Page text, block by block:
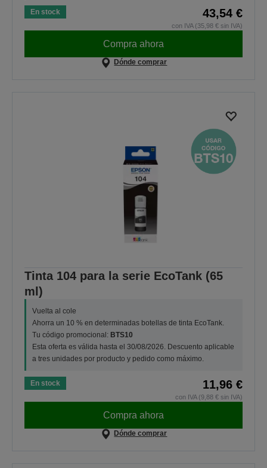
En stock 43,54 €
con IVA (35,98 € sin IVA)
Compra ahora
Dónde comprar
Tinta 104 para la serie EcoTank (65
ml)
Vuelta al cole
Ahorra un 10 % en determinadas botellas de tinta EcoTank.
Tu código promocional: BTS10
Esta oferta es válida hasta el 30/08/2026. Descuento aplicable
a tres unidades por producto y pedido como máximo.
En stock 11,96 €
con IVA (9,88 € sin IVA)
Compra ahora
Dónde comprar